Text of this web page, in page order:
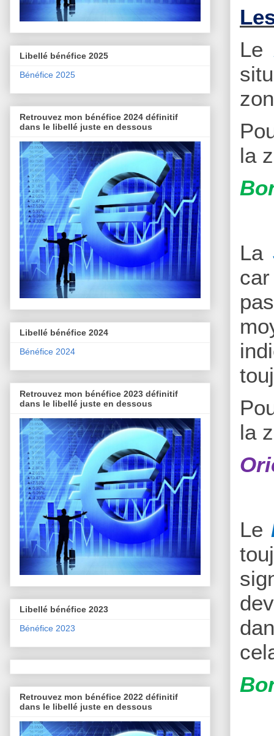
Le
la
La
la
Le
Libellé bénéfice 2025
Bénéfice 2025
Retrouvez mon bénéfice 2024 définitif
dans le libellé juste en dessous
Libellé bénéfice 2024
Bénéfice 2024
Retrouvez mon bénéfice 2023 définitif
dans le libellé juste en dessous
Libellé bénéfice 2023
Bénéfice 2023
Retrouvez mon bénéfice 2022 définitif
dans le libellé juste en dessous